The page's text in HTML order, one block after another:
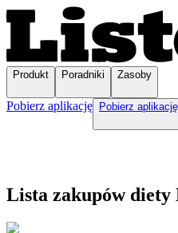
Produkt Poradniki Zasoby
Pobierz aplikację Pobierz aplikację
Lista zakupów diety